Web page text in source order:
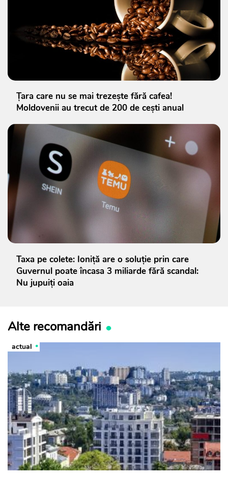
Țara care nu se mai trezește fără cafea!
Moldovenii au trecut de 200 de cești anual
Taxa pe colete: Ioniță are o soluție prin care
Guvernul poate încasa 3 miliarde fără scandal:
Nu jupuiți oaia
Alte recomandări
actual